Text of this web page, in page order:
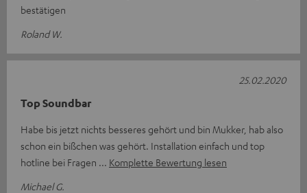
bestätigen
Roland W.
Top Soundbar
Habe bis jetzt nichts besseres gehört und bin Mukker, hab also
schon ein bißchen was gehört. Installation einfach und top
hotline bei Fragen
Komplette Bewertung lesen
Michael G.
25.02.2020